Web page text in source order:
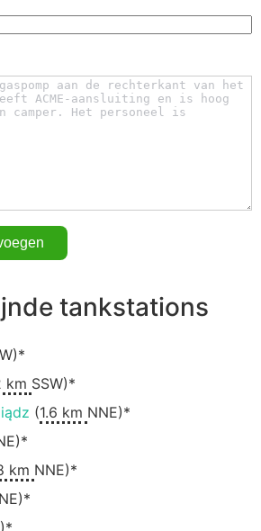
tankstations
km SSW)*
(1.6 km NNE)*
km NNE)*